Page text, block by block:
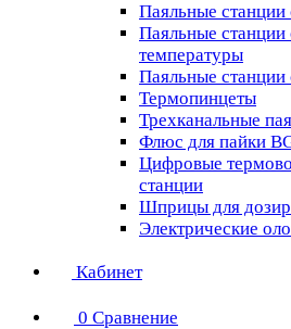
Паяльные
Паяльные станции
температуры
Паяльные
Термопинцеты
Трехканальные
Флюс для пайки
Цифровые
станции
Шприцы для
Электрические
Кабинет
0 Сравнение